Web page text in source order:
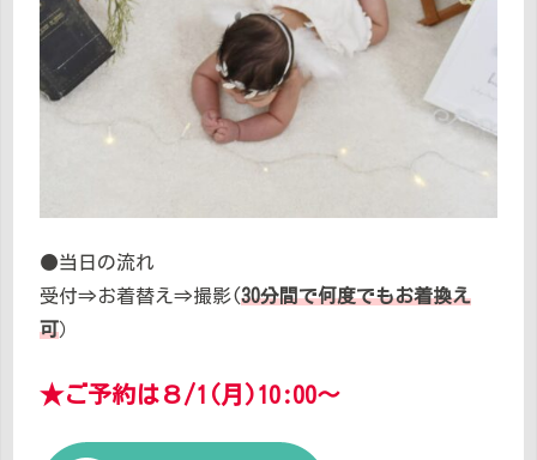
●当日の流れ
受付⇒お着替え⇒撮影(30分間で何度でもお着換え
可）
★ご予約は８/1(月)10:00～